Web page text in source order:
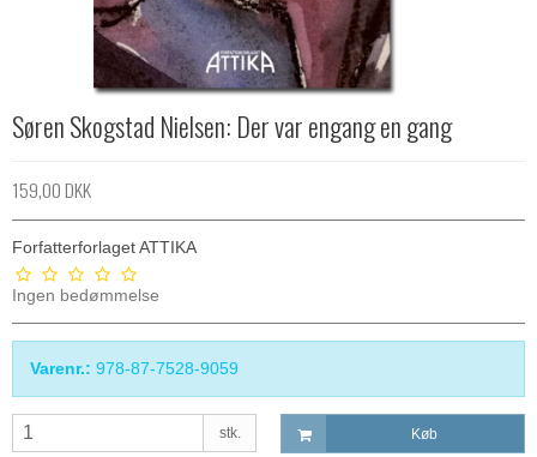
Søren Skogstad Nielsen: Der var engang en gang
159,00 DKK
Forfatterforlaget ATTIKA
Ingen bedømmelse
Varenr.: 978-87-7528-9059
stk. Køb